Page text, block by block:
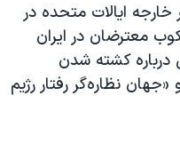
خارجه ایالات متحده در
معترضان در ایران
درباره کشته شدن
نظاره‌گر رفتار رژیم